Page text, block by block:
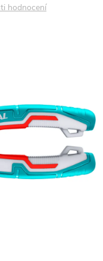
hodnocení